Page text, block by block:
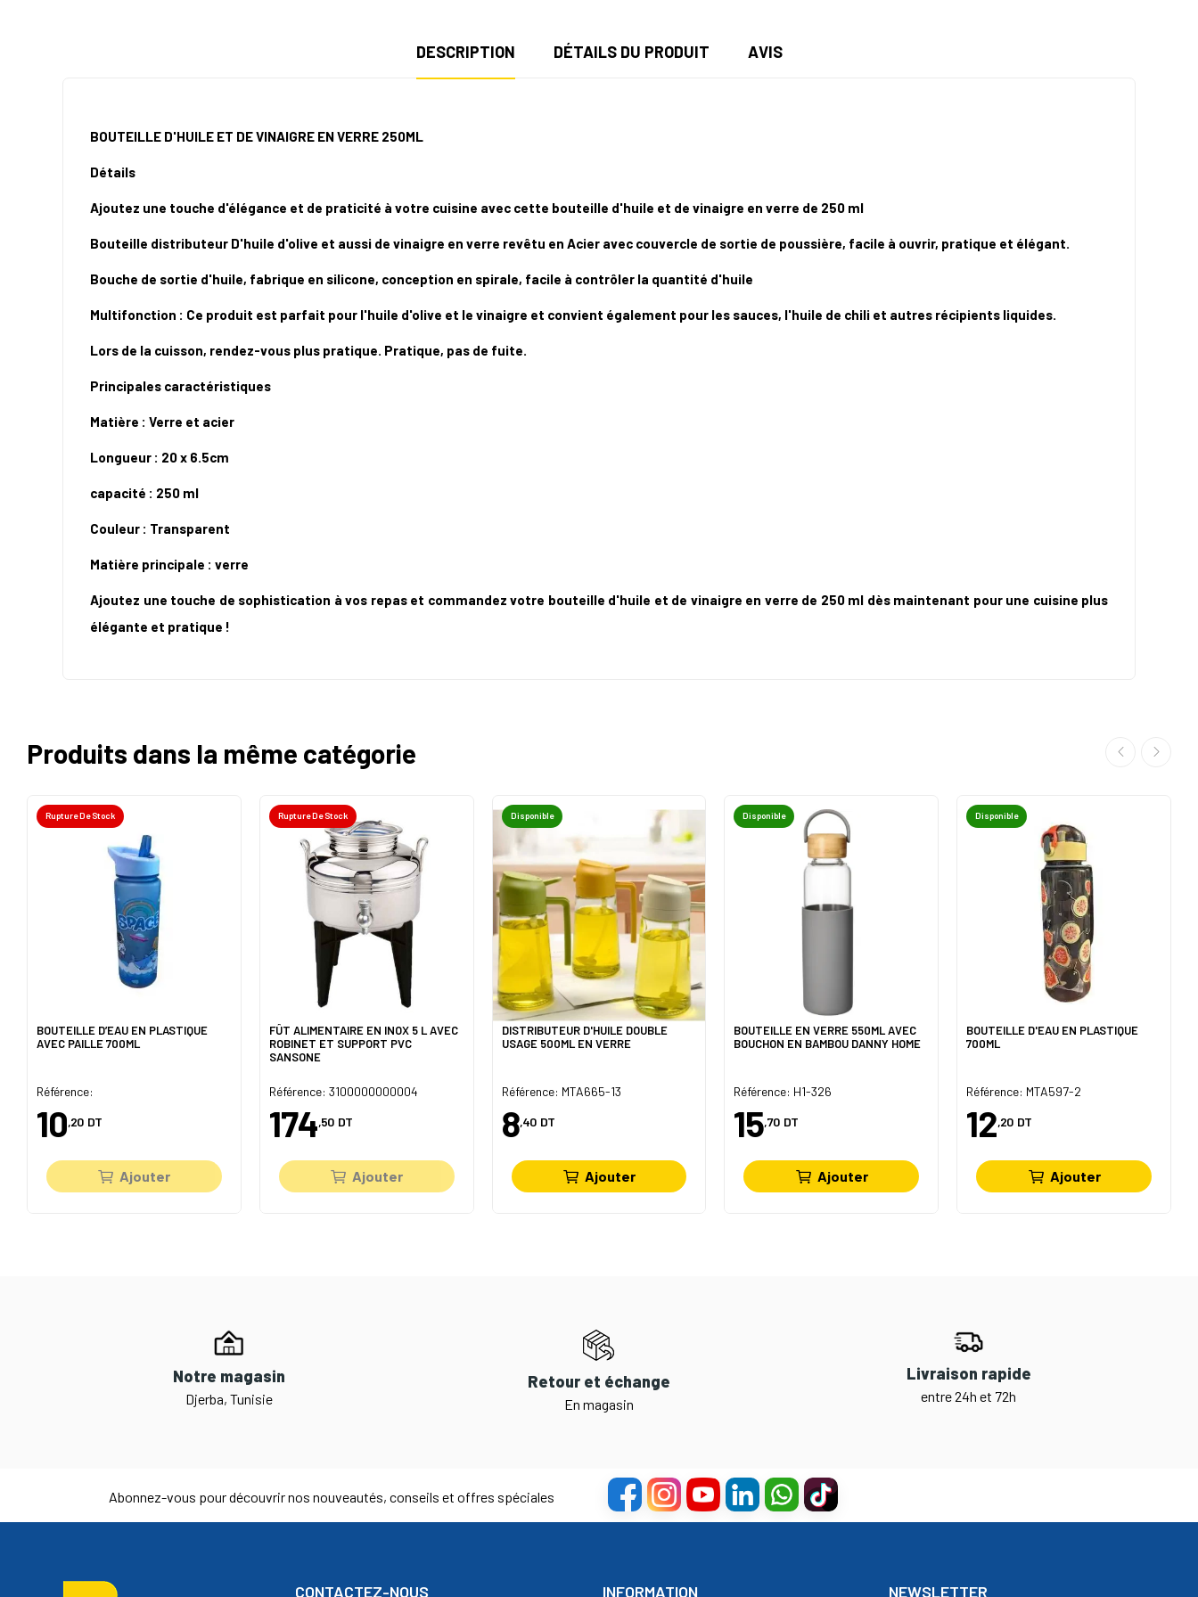
DESCRIPTION DÉTAILS DU PRODUIT AVIS
BOUTEILLE D'HUILE ET DE VINAIGRE EN VERRE 250ML
Détails
Ajoutez une touche d'élégance et de praticité à votre cuisine avec cette bouteille d'huile et de vinaigre en verre de 250 ml
Bouteille distributeur D'huile d'olive et aussi de vinaigre en verre revêtu en Acier avec couvercle de sortie de poussière, facile à ouvrir, pratique et élégant.
Bouche de sortie d'huile, fabrique en silicone, conception en spirale, facile à contrôler la quantité d'huile
Multifonction : Ce produit est parfait pour l'huile d'olive et le vinaigre et convient également pour les sauces, l'huile de chili et autres récipients liquides.
Lors de la cuisson, rendez-vous plus pratique. Pratique, pas de fuite.
Principales caractéristiques
Matière : Verre et acier
Longueur : 20 x 6.5cm
capacité : 250 ml
Couleur : Transparent
Matière principale : verre
Ajoutez une touche de sophistication à vos repas et commandez votre bouteille d'huile et de vinaigre en verre de 250 ml dès maintenant pour une cuisine plus
élégante et pratique !
Produits dans la même catégorie
Rupture De Stock
BOUTEILLE D’EAU EN PLASTIQUE
AVEC PAILLE 700ML
Référence:
10,20 DT
Ajouter
Rupture De Stock
FÛT ALIMENTAIRE EN INOX 5 L AVEC
ROBINET ET SUPPORT PVC
SANSONE
Référence: 3100000000004
174,50 DT
Ajouter
Disponible
DISTRIBUTEUR D'HUILE DOUBLE
USAGE 500ML EN VERRE
Référence: MTA665-13
8,40 DT
Ajouter
Disponible
BOUTEILLE EN VERRE 550ML AVEC
BOUCHON EN BAMBOU DANNY HOME
Référence: H1-326
15,70 DT
Ajouter
Disponible
BOUTEILLE D'EAU EN PLASTIQUE
700ML
Référence: MTA597-2
12,20 DT
Ajouter
Notre magasin
Djerba, Tunisie
Retour et échange
En magasin
Livraison rapide
entre 24h et 72h
Abonnez-vous pour découvrir nos nouveautés, conseils et offres spéciales
CONTACTEZ-NOUS INFORMATION NEWSLETTER